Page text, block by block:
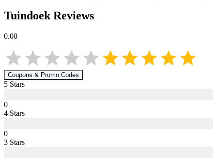
TuindoekReviews
0.00
Coupons & Promo Codes
5 Stars
0
4 Stars
0
3 Stars